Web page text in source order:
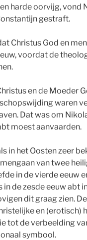
harde oorvijg, vond
gestraft.
Christus God en
voordat de
en de Moeder
waren
Dat was om
moest aanvaarden.
in het Oosten zeer
van twee
in de vierde eeuw
in de zesde eeuw abt
dit graag zien.
en (erotisch)
tot de verbeelding
symbool.